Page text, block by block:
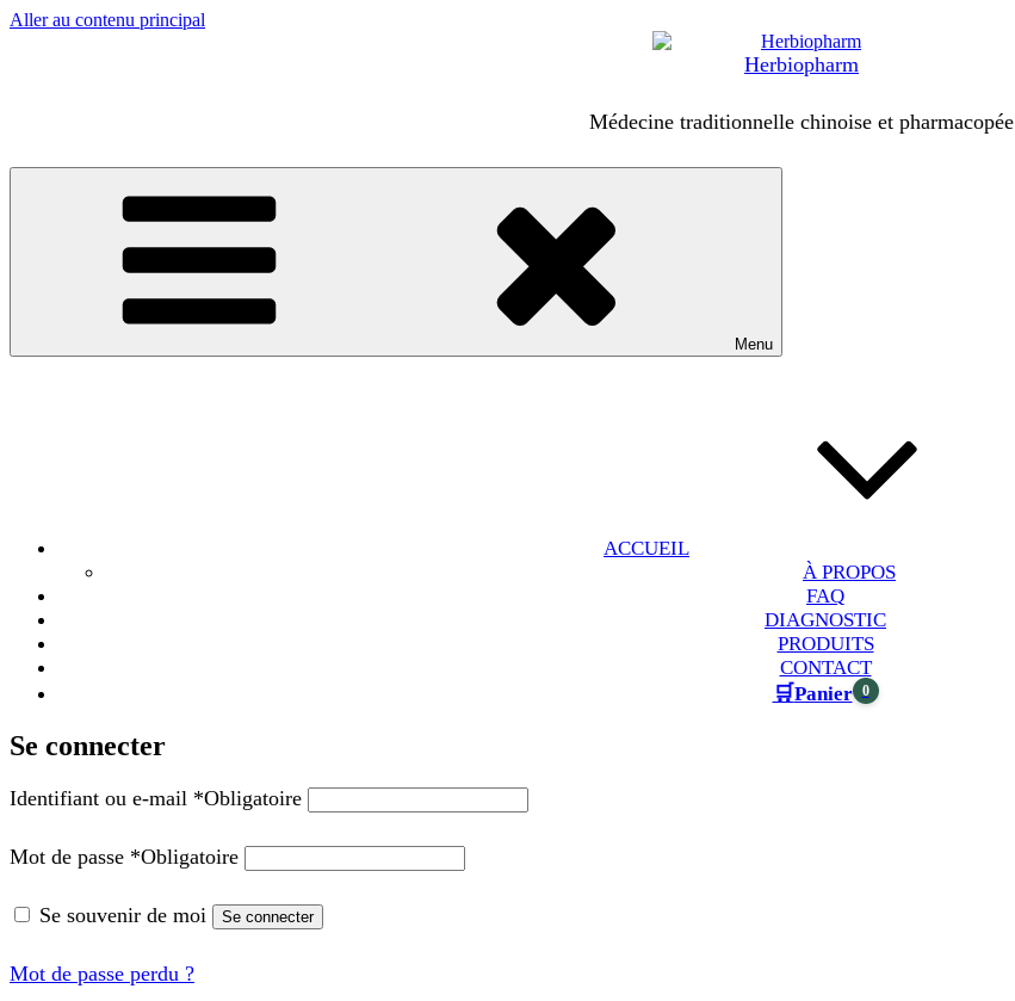
Aller au contenu principal
Herbiopharm
Médecine traditionnelle chinoise et pharmacopée
Menu
ACCUEIL
À PROPOS
FAQ
DIAGNOSTIC
PRODUITS
CONTACT
🛒Panier 0
Se connecter
Identifiant ou e-mail *Obligatoire
Mot de passe *Obligatoire
Se souvenir de moi Se connecter
Mot de passe perdu ?